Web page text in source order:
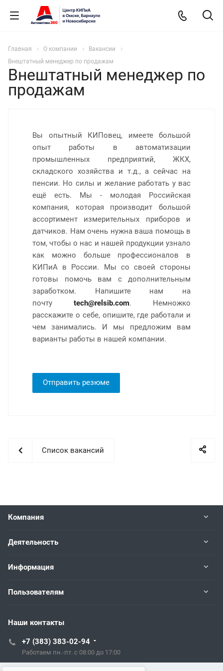
Главная О компании
Вакансии
Внештатный менеджер по продажам
Внештатный менеджер по
продажам
Вы опытный КИПовец, имеете большой
опыт работы в автоматизации
промышленных предприятий, ЖКХ,
складского хозяйства и т.д., а сейчас на
пенсии. Но силы и желание работать у вас
ещё есть. Мы - молодая Российская
компания, которая производит большой
ассортимент измерительных приборов и
датчиков. Нам очень нужна ваша помощь в
том, чтобы о нас и нашей продукции узнало
как можно больше профессионалов в
КИПиА в России. Мы со своей стороны
готовы помочь вам с дополнительным
заработком. Напишите нам на
почту tech@relsib.com. Немножко
расскажите о себе, опишите, где работали и
чем занимались. И мы предложим вам
варианты работы в нашей компании.
Отправить резюме
Список вакансий
Компания
Деятельность
Информация
Пользователям
Наши контакты
+7 (383) 383-02-94
Работаем пн.-пт. с 08:00 до 17:00